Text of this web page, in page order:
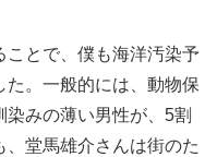
ことで、僕も海洋汚染予
た。一般的には、動物保
みの薄い男性が、5割
堂馬雄介さんは街のた